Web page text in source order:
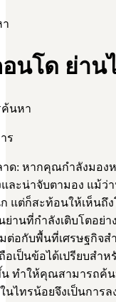
อนโด ย่าน
นหา
ร
ด: หากคุณกำลังมอง
ละน่าจับตามอง แม้ว่
แต่ก็สะท้อนให้เห็นถึ
ย่านที่กำลังเติบโตอย่
ต่อกับพื้นที่เศรษฐกิจ
เป็นข้อได้เปรียบสำห
ทำให้คุณสามารถค้น
นไทรน้อยจึงเป็นการ